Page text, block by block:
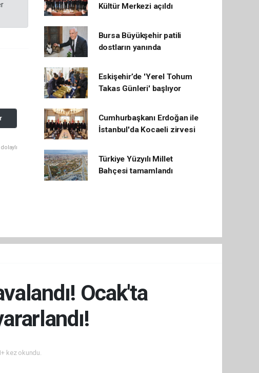
Kültür Merkezi açıldı
Bursa Büyükşehir patili
dostların yanında
Eskişehir’de 'Yerel Tohum
Takas Günleri' başlıyor
Cumhurbaşkanı Erdoğan ile
İstanbul'da Kocaeli zirvesi
Türkiye Yüzyılı Millet
Bahçesi tamamlandı
Ocak'ta
kez okundu.